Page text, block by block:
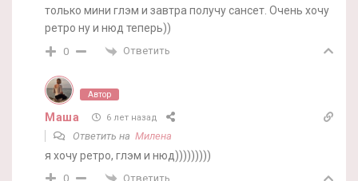
только мини глэм и завтра получу сансет. Очень хочу
ретро ну и нюд теперь))
0 Ответить
Автор
Маша 6 лет назад
Ответить на Милена
я хочу ретро, глэм и нюд)))))))))
0 Ответить